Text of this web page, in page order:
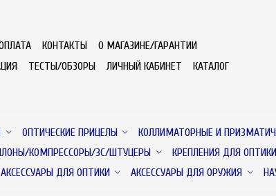
КОНТАКТЫ
О МАГАЗИНЕ/ГАРАНТИИ
ТЕСТЫ/ОБЗОРЫ ЛИЧНЫЙ КАБИНЕТ КАТАЛОГ
ОПТИЧЕСКИЕ ПРИЦЕЛЫ КОЛЛИМАТОРНЫЕ И
КОМПРЕССОРЫ/ЗС/ШТУЦЕРЫ КРЕПЛЕНИЯ ДЛЯ ОПТИКИ
АКСЕССУАРЫ ДЛЯ ОПТИКИ АКСЕССУАРЫ ДЛЯ ОРУЖИЯ